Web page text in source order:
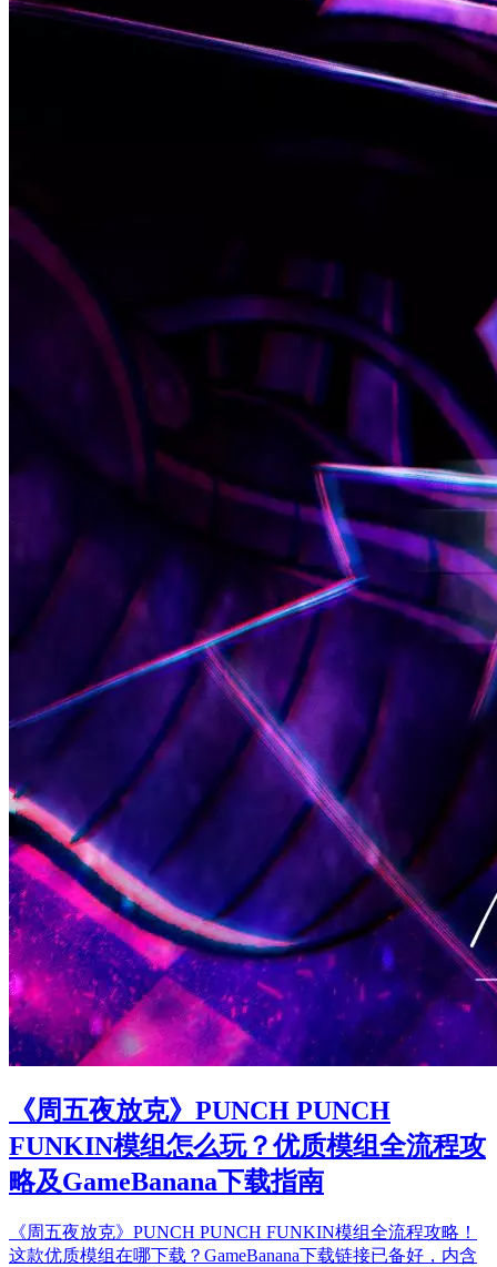
《周五夜放克》PUNCH PUNCH
FUNKIN模组怎么玩？优质模组全流程攻
略及GameBanana下载指南
《周五夜放克》PUNCH PUNCH FUNKIN模组全流程攻略！
这款优质模组在哪下载？GameBanana下载链接已备好，内含